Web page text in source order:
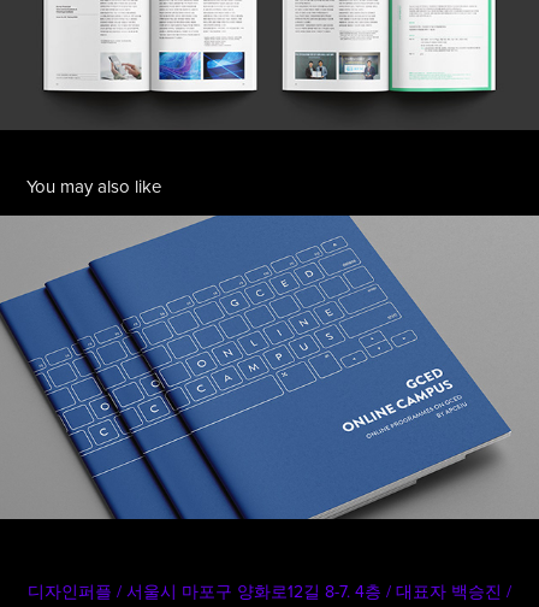
You may also like
유네스코아태교육원. GCED ONLINE CAMPUS
BROCHURE
2019
디자인퍼플 / 서울시 마포구 양화로12길 8-7. 4층 / 대표자 백승진‌‌ /